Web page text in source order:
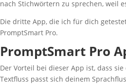
nach Stichwörtern zu sprechen, weil
Die dritte App, die ich für dich
PromptSmart Pro.
PromptSmart Pro
Der Vorteil bei dieser App ist, dass
Textfluss passt sich deinem